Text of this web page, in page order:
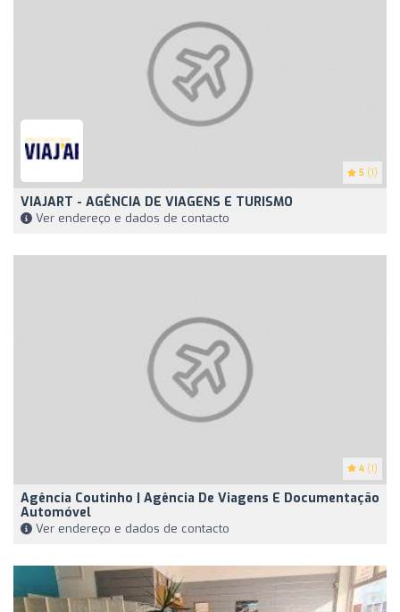
5 (1)
VIAJART - AGÊNCIA DE VIAGENS E TURISMO
Ver endereço e dados de contacto
4 (1)
Agência Coutinho | Agência De Viagens E Documentação
Automóvel
Ver endereço e dados de contacto